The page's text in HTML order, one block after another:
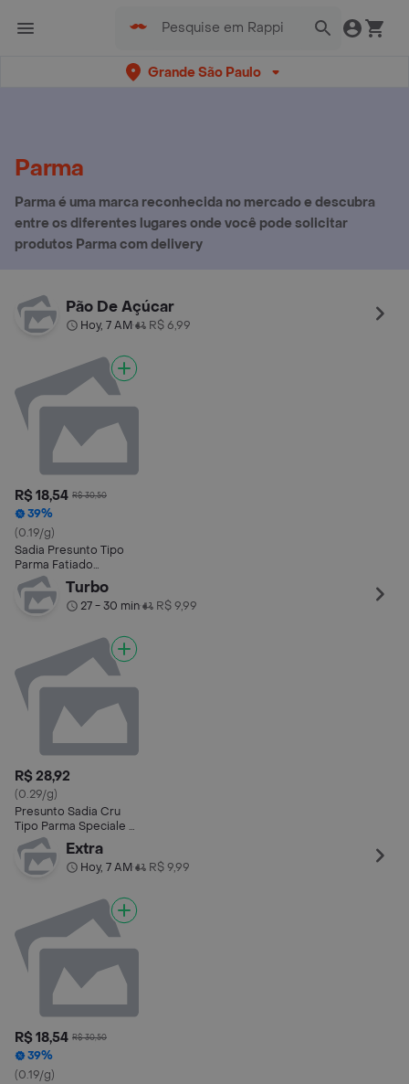
Grande São Paulo
Parma
Parma é uma marca reconhecida no mercado e descubra
entre os diferentes lugares onde você pode solicitar
produtos Parma com delivery
Pão De Açúcar
Hoy, 7 AM• R$ 6,99
R$ 18,54 R$ 30,50
39%
(0.19/g)
Sadia Presunto Tipo
Parma Fatiado
Speciale 70gTurbo
27 - 30 min• R$ 9,99
R$ 28,92
(0.29/g)
Presunto Sadia Cru
Tipo Parma Speciale -
100 G
Extra
Hoy, 7 AM• R$ 9,99
R$ 18,54 R$ 30,50
39%
(0.19/g)